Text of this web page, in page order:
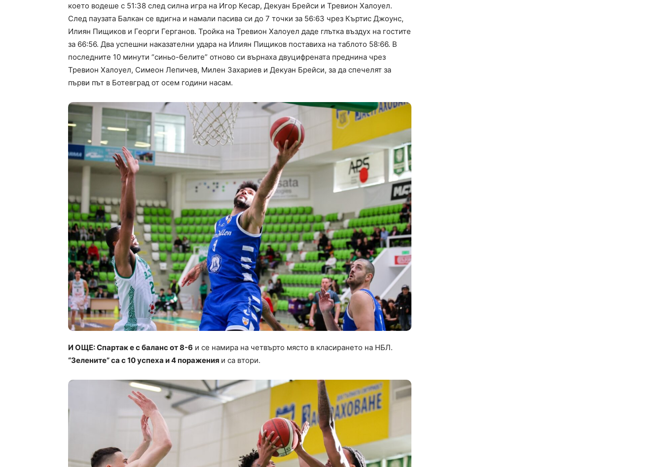
което водеше с 51:38 след силна игра на Игор Кесар, Декуан Брейси и Тревион Халоуел.
След паузата Балкан се вдигна и намали пасива си до 7 точки за 56:63 чрез Къртис Джоунс,
Илиян Пищиков и Георги Герганов. Тройка на Тревион Халоуел даде глътка въздух на гостите
за 66:56. Два успешни наказателни удара на Илиян Пищиков поставиха на таблото 58:66. В
последните 10 минути “синьо-белите” отново си върнаха двуцифрената преднина чрез
Тревион Халоуел, Симеон Лепичев, Милен Захариев и Декуан Брейси, за да спечелят за
първи път в Ботевград от осем години насам.
И ОЩЕ: Спартак е с баланс от 8-6 и се намира на четвърто място в класирането на НБЛ.
“Зелените” са с 10 успеха и 4 поражения и са втори.